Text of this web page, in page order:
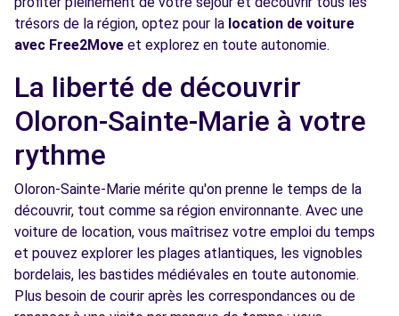
trésors de la région, optez pour la location de voiture
avec Free2Move et explorez en toute autonomie.
La liberté de découvrir
Oloron-Sainte-Marie à votre
rythme
Oloron-Sainte-Marie mérite qu'on prenne le temps de la
découvrir, tout comme sa région environnante. Avec une
voiture de location, vous maîtrisez votre emploi du temps
et pouvez explorer les plages atlantiques, les vignobles
bordelais, les bastides médiévales en toute autonomie.
Plus besoin de courir après les correspondances ou de